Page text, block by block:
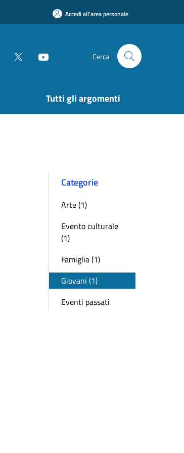
Accedi all'area personale
Cerca
Tutti gli argomenti
Categorie
Arte (1)
Evento culturale
(1)
Famiglia (1)
Giovani (1)
Eventi passati